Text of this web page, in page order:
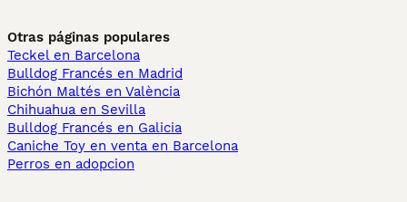
Otras páginas populares
Teckel en Barcelona
Bulldog Francés en Madrid
Bichón Maltés en València
Chihuahua en Sevilla
Bulldog Francés en Galicia
Caniche Toy en venta en Barcelona
Perros en adopcion